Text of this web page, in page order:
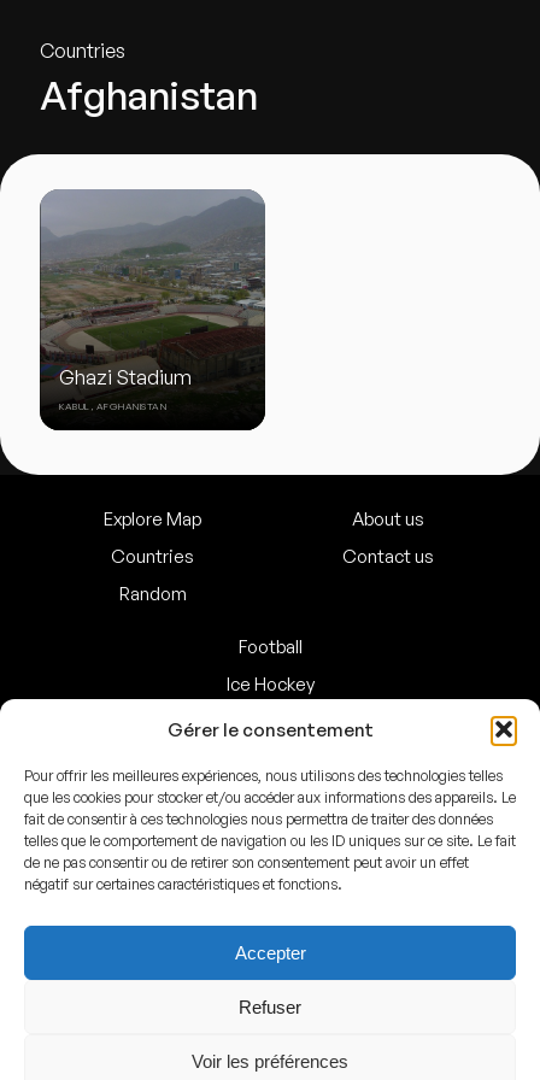
Gérer le consentement
Pour offrir les meilleures expériences, nous utilisons des technologies telles
que les cookies pour stocker et/ou accéder aux informations des appareils. Le
fait de consentir à ces technologies nous permettra de traiter des données
telles que le comportement de navigation ou les ID uniques sur ce site. Le fait
de ne pas consentir ou de retirer son consentement peut avoir un effet
négatif sur certaines caractéristiques et fonctions.
Accepter
Refuser
Voir les préférences
Countries
Afghanistan
Ghazi Stadium
KABUL, AFGHANISTAN
Explore Map
Countries
Random
About us
Contact us
Football
Ice Hockey
Basketball
Baseball
American Football
Facebook
Instagram
© ArenasMap 2020–2026
Legal–Privacy